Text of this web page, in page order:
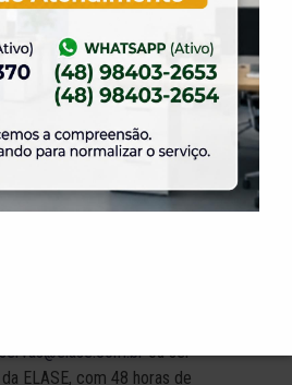
danos causados aos
este responsável por qualquer
convidado vier a praticar
NUMERO DE PARTICIPANTES
ou ser
ELASE, com 48 horas de